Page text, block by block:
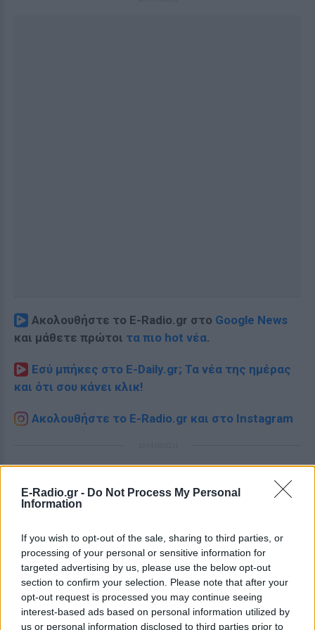
E-Radio.gr - Do Not Process My Personal
Information
If you wish to opt-out of the sale, sharing to third parties, or
processing of your personal or sensitive information for
targeted advertising by us, please use the below opt-out
section to confirm your selection. Please note that after your
opt-out request is processed you may continue seeing
interest-based ads based on personal information utilized by
us or personal information disclosed to third parties prior to
Ακολουθήστε το E-Radio.gr στο Google News
και μάθετε πρώτοι τα πιο hot νέα.
Εσύ μπήκες στο E-Daily.gr; Τα νέα της ημέρας
και ότι σου κάνει κλικ!
Ακολουθήστε το E-Radio.gr και στο Instagram